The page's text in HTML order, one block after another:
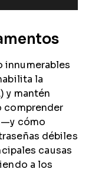
innumerables
la
y mantén
comprender
cómo
débiles
causas
a los